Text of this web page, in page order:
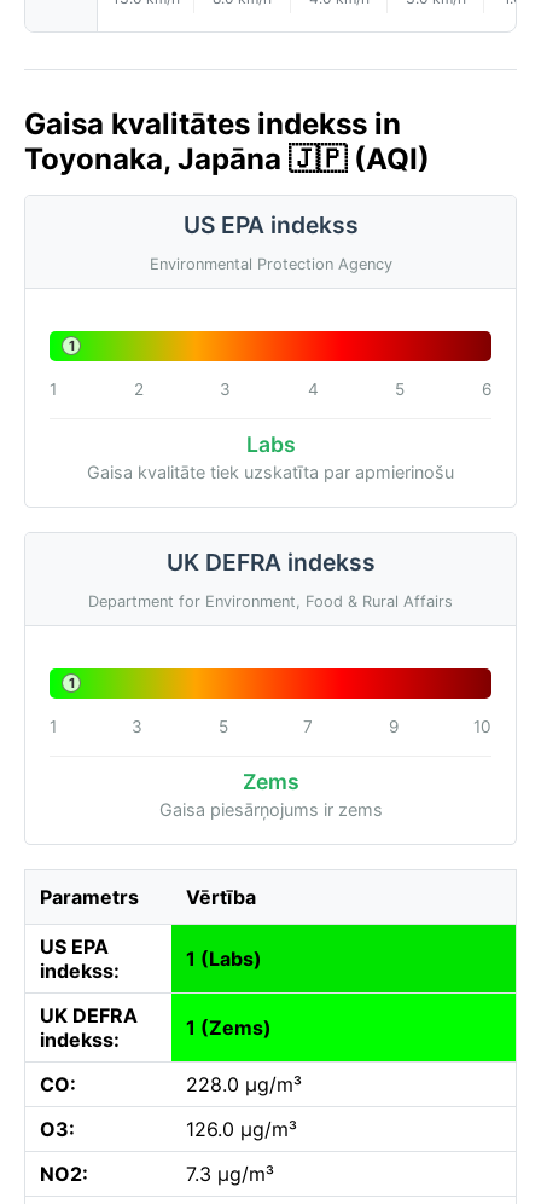
Gaisa kvalitātes indekss in
Toyonaka, Japāna 🇯🇵 (AQI)
US EPA indekss
Environmental Protection Agency
1
1 2 3 4 5 6
Labs
Gaisa kvalitāte tiek uzskatīta par apmierinošu
UK DEFRA indekss
Department for Environment, Food & Rural Affairs
1
1 3 5 7 9 10
Zems
Gaisa piesārņojums ir zems
Parametrs Vērtība
US EPA
indekss:
1 (Labs)
UK DEFRA
indekss:
1 (Zems)
CO:
228.0 µg/m³
O3:
126.0 µg/m³
NO2:
7.3 µg/m³